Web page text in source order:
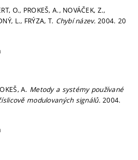
O., PROKEŠ, A., NOVÁČEK, Z.,
L., FRÝZA, T. Chybí název.2004. 20
A. Metody a systémy používané
modulovaných signálů. 2004.